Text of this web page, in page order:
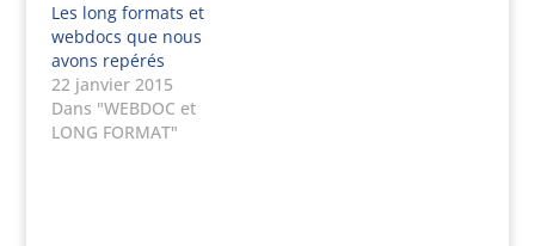
Les long formats et
webdocs que nous
avons repérés
22 janvier 2015
Dans "WEBDOC et
LONG FORMAT"